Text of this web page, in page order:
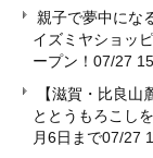
親子で夢中にな
イズミヤショッ
ープン！ 07/27
【滋賀・比良
ととうもろこし
月6日まで07/27